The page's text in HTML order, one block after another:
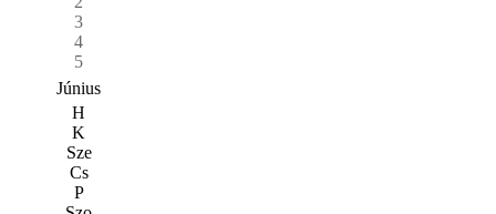
3
4
5
Június
H
K
Sze
Cs
P